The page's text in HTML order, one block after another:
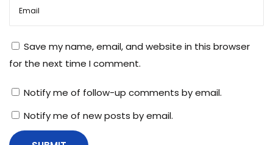
Save my name, email, and website in this browser
for the next time I comment.
Notify me of follow-up comments by email.
Notify me of new posts by email.